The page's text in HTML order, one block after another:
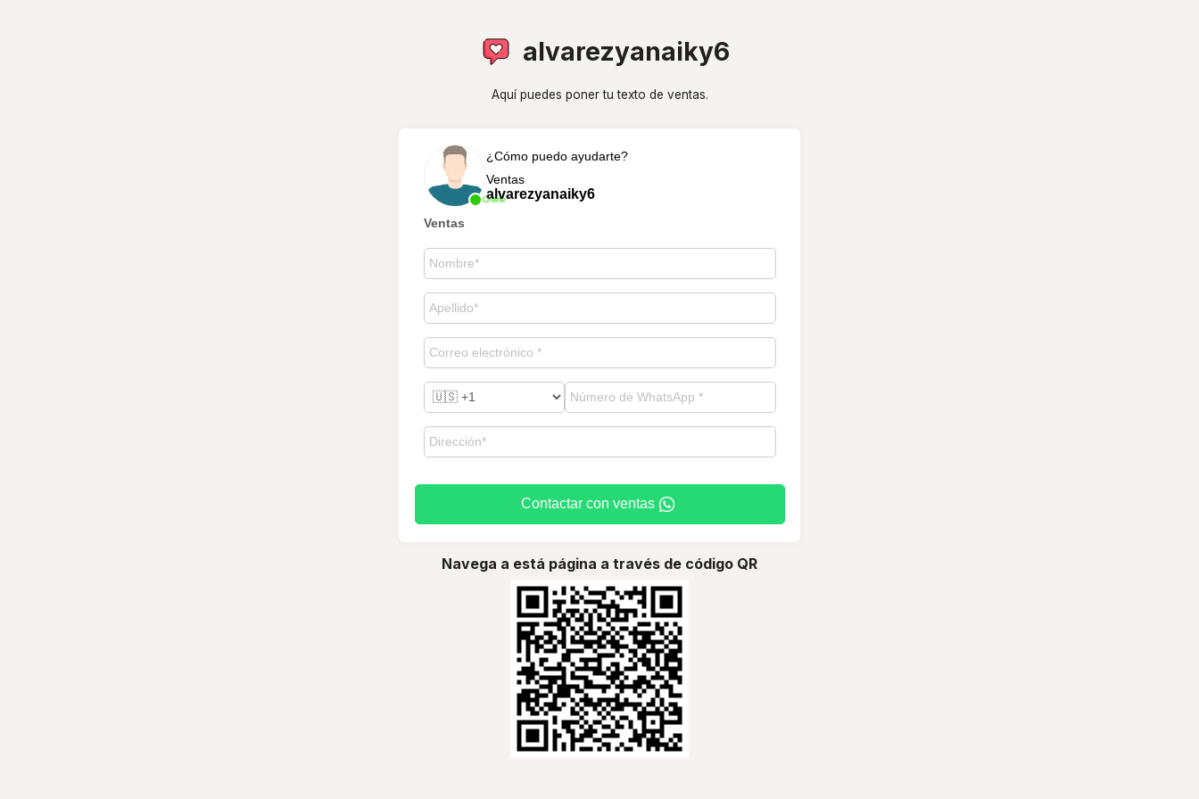
alvarezyanaiky6
Aquí puedes poner tu texto de ventas.
Online
¿Cómo puedo ayudarte?
Ventas
alvarezyanaiky6
Ventas
Contactar con ventas
Navega a está página a través de código QR